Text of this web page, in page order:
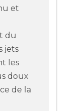
et
du
jets
les
doux
de la